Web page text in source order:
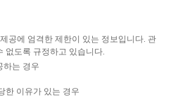
공에 엄격한 제한이 있는 정보입니다. 관
없도록 규정하고 있습니다.
하는 경우
한 이유가 있는 경우